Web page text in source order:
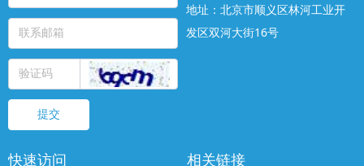
地址：北京市顺义区林河工业开
发区双河大街16号
提交
快速访问 相关链接